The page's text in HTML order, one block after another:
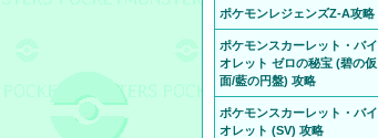
ポケモンレジェンズZ-A攻略
ポケモンスカーレット・バイ
オレット ゼロの秘宝 (碧の仮
面/藍の円盤) 攻略
ポケモンスカーレット・バイ
オレット (SV) 攻略